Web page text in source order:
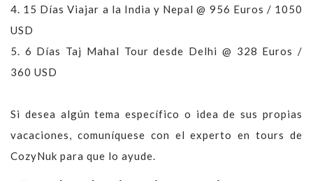
4. 15 Días Viajar a la India y Nepal @ 956 Euros / 1050
USD
5. 6 Días Taj Mahal Tour desde Delhi @ 328 Euros /
360 USD
Si desea algún tema específico o idea de sus propias
vacaciones, comuníquese con el experto en tours de
CozyNuk para que lo ayude.